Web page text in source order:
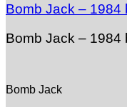
Bomb Jack – 1984
Bomb Jack – 1984
Bomb Jack